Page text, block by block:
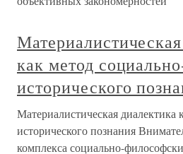
как метод
исторического
Материалистическая диалектика
исторического познания
комплекса социально-